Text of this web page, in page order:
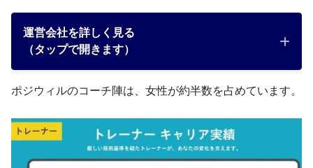
運営会社を詳しく見る
（タップで開きます）
ポジウィルのコーチ陣は、女性が約半数を占めています。